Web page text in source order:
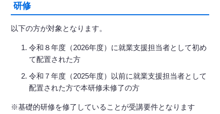
研修
以下の方が対象となります。
令和８年度（2026年度）に就業支援担当者として初め
て配置された方
令和７年度（2025年度）以前に就業支援担当者として
配置された方で本研修未修了の方
※基礎的研修を修了していることが受講要件となります